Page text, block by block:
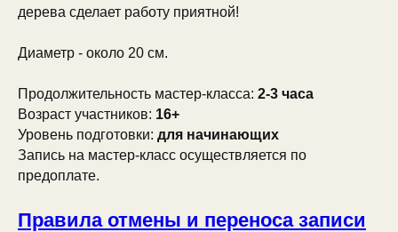
дерева сделает работу приятной!
Диаметр - около 20 см.
Продолжительность мастер-класса: 2-3 часа
Возраст участников: 16+
Уровень подготовки: для начинающих
Запись на мастер-класс осуществляется по
предоплате.
Правила отмены и переноса записи